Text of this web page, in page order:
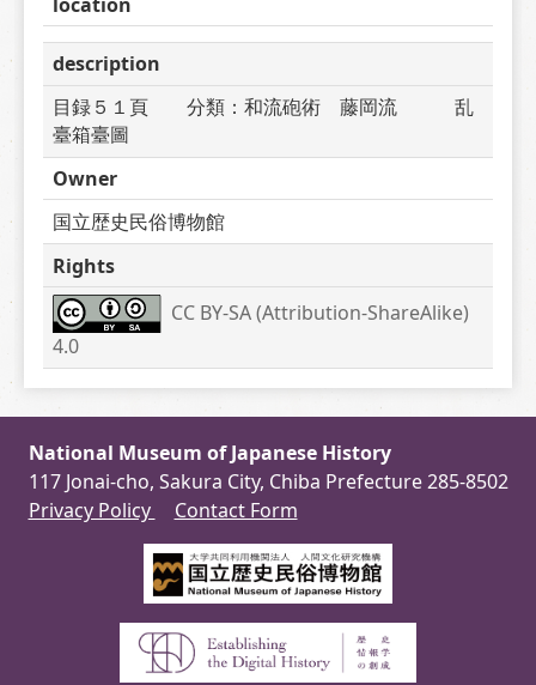
description
目録５１頁　　分類：和流砲術　藤岡流　　　乱
臺箱臺圖
Owner
国立歴史民俗博物館
Rights
CC BY-SA (Attribution-ShareAlike)
4.0
National Museum of Japanese History
117 Jonai-cho, Sakura City, Chiba Prefecture 285-8502
Privacy Policy
Contact Form